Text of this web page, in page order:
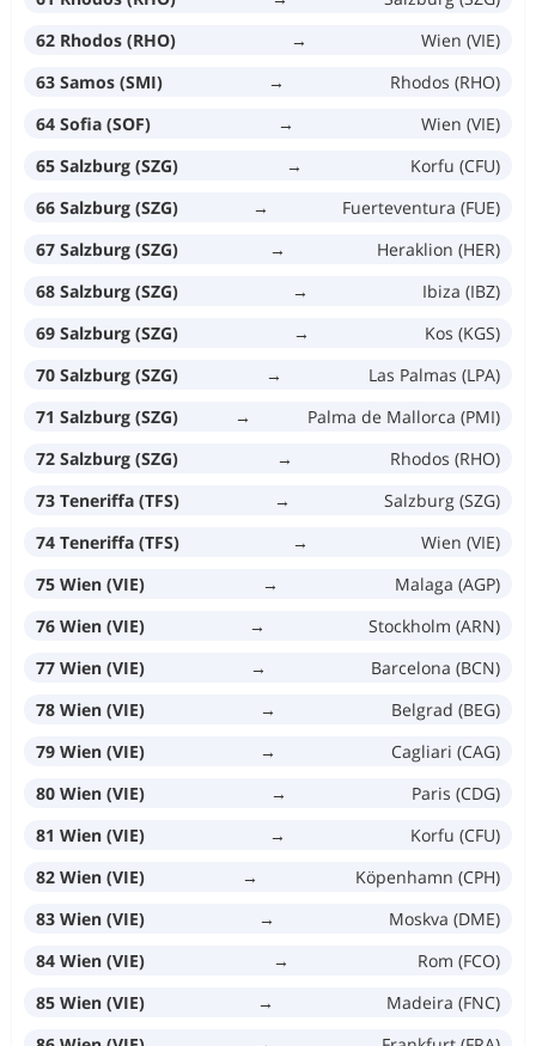
62 Rhodos (RHO)
→
Wien (VIE)
63 Samos (SMI)
→
Rhodos (RHO)
64 Sofia (SOF)
→
Wien (VIE)
65 Salzburg (SZG)
→
Korfu (CFU)
66 Salzburg (SZG)
→
Fuerteventura (FUE)
67 Salzburg (SZG)
→
Heraklion (HER)
68 Salzburg (SZG)
→
Ibiza (IBZ)
69 Salzburg (SZG)
→
Kos (KGS)
70 Salzburg (SZG)
→
Las Palmas (LPA)
71 Salzburg (SZG)
→
Palma de Mallorca (PMI)
72 Salzburg (SZG)
→
Rhodos (RHO)
73 Teneriffa (TFS)
→
Salzburg (SZG)
74 Teneriffa (TFS)
→
Wien (VIE)
75 Wien (VIE)
→
Malaga (AGP)
76 Wien (VIE)
→
Stockholm (ARN)
77 Wien (VIE)
→
Barcelona (BCN)
78 Wien (VIE)
→
Belgrad (BEG)
79 Wien (VIE)
→
Cagliari (CAG)
80 Wien (VIE)
→
Paris (CDG)
81 Wien (VIE)
→
Korfu (CFU)
82 Wien (VIE)
→
Köpenhamn (CPH)
83 Wien (VIE)
→
Moskva (DME)
84 Wien (VIE)
→
Rom (FCO)
85 Wien (VIE)
→
Madeira (FNC)